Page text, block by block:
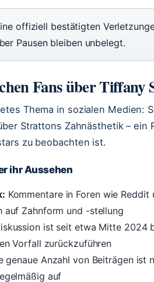
offiziell bestätigten
Pausen bleiben unbelegt.
Fans über Tiffany
Thema in sozialen Medien:
Strattons Zahnästhetik – ein
zu beobachten ist.
ihr Aussehen
Kommentare in Foren wie
auf Zahnform und -stellung
ist seit etwa Mitte 2024
Vorfall zurückzuführen
genaue Anzahl von Beiträgen ist
auf